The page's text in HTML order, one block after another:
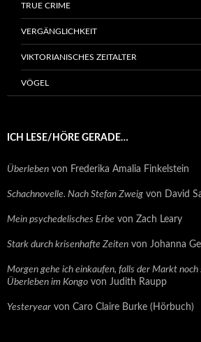
TRUE CRIME
VERGÄNGLICHKEIT
VIKTORIANISCHES ZEITALTER
VÖGEL
ICH LESE/HÖRE GERADE…
Überleben von Frederika Amalia Finkelstein
Schachnovelle. Nach Stefan Zweig von David
Mein psychedelisches Erbe von Zach Leary
Stark durch krisenhafte Zeiten von Johanna
Morgen gehe ich einkaufen, falls der Markt noch
Überleben im Kongo von Judith Raupp
Yesteryear von Caro Claire Burke (Hörbuch)